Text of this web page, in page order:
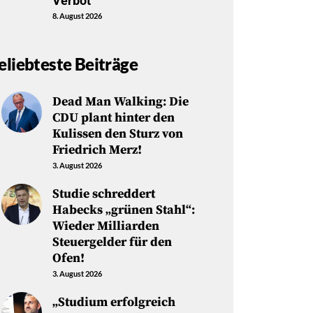
8. August 2026
Beiträge
Dead Man Walking: Die
CDU plant hinter den
Kulissen den Sturz von
Friedrich Merz!
3. August 2026
Studie schreddert
Habecks „grünen Stahl“:
Wieder Milliarden
Steuergelder für den
Ofen!
3. August 2026
„Studium erfolgreich